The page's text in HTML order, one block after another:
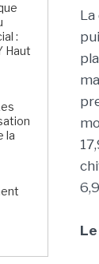
:
Haut
la